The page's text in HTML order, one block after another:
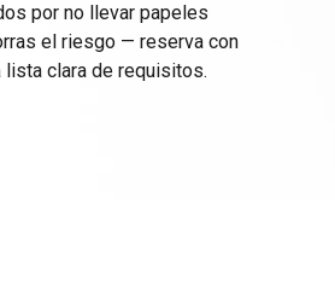
por no llevar papeles
el riesgo — reserva con
clara de requisitos.